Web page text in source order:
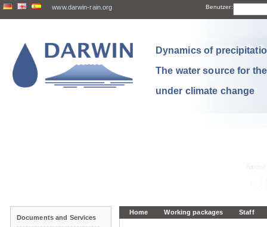
www.darwin-rain.org Benutzer:
Dynamics of
The water source for
under climate change
Home Working packages Staff
Documents and Services